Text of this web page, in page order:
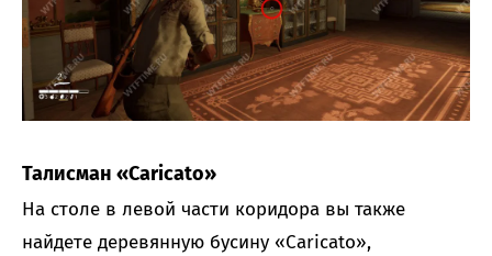
Талисман «Caricato»
На столе в левой части коридора вы также
найдете деревянную бусину «Caricato»,